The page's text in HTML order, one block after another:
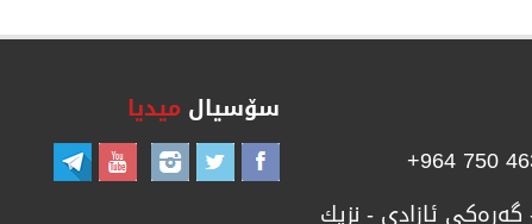
گەرەکی ئازادی - نزیك
سۆسیال میدیا